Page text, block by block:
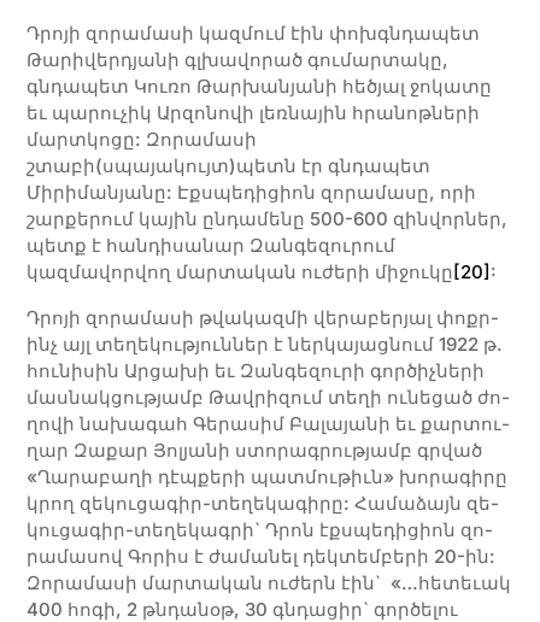
Դրոյի զորամասի կազմում էին փոխգնդապետ
Թարիվերդյանի գլխավորած գումարտակը,
գնդապետ Կուռո Թարխանյանի հեծյալ ջոկատը
եւ պարուչիկ Արզոնովի լեռնային հրանոթների
մարտկոցը: Զորամասի
շտաբի(սպայակույտ)պետն էր գնդապետ
Միրիմանյանը: Էքսպեդիցիոն զորամասը, որի
շարքերում կային ընդամենը 500-600 զինվորներ,
պետք է հանդիսանար Զանգեզուրում
կազմավորվող մարտական ուժերի միջուկը[20]:
Դրո­յի զո­րա­մա­սի թվա­կազ­մի վե­րա­բե­րյալ փոքր-
ինչ այլ տե­ղե­կու­թյուն­ներ է ներ­կա­յաց­նում 1922 թ.
հու­­­նի­­­սին Ար­­ցա­­­խի եւ Զան­­գե­­­զու­­­րի գոր­­ծիչ­­նե­­­րի
մաս­­նակ­­ցու­­թյամբ Թավ­­րի­­­զում տե­­­ղի ու­­­նե­­­ցած ժո­­­
ղո­­­վի նա­խա­գահ Գե­­­րա­­­սիմ Բա­­­լա­­­յա­­­նի եւ քար­­տու­­­
ղար Զա­­­քար Յոլյա­­­նի ստո­­­րագ­­րու­­թյամբ գրված
«Ղա­­­րա­­­բա­­­ղի դէպ­­քե­­­րի պատ­­մու­­­թիւն» խո­­­րա­­­գի­­­րը
կրող զե­­­կու­­­ցա­­­գիր-տե­­­ղե­­­կագ­­­ի­րը: Հա­մա­ձայն զե­­­
կու­­­ցա­­­գիր-տե­­­ղե­­­կագ­­րի` Դրոն էքս­պե­­­դիցիոն զո­­­
րա­­­մա­­­սով Գո­­­րիս է ժա­­­մա­­­նել դեկ­­տեմ­­բե­­­րի 20-ին:
Զո­­­րա­­­մա­­­սի մար­­տա­­­կան ու­­­ժերն էին` «…հե­­­տեւակ
400 հո­­­գի, 2 թնդա­­­նօթ, 30 գնդա­­­ցիր` գոր­­ծե­­­լու